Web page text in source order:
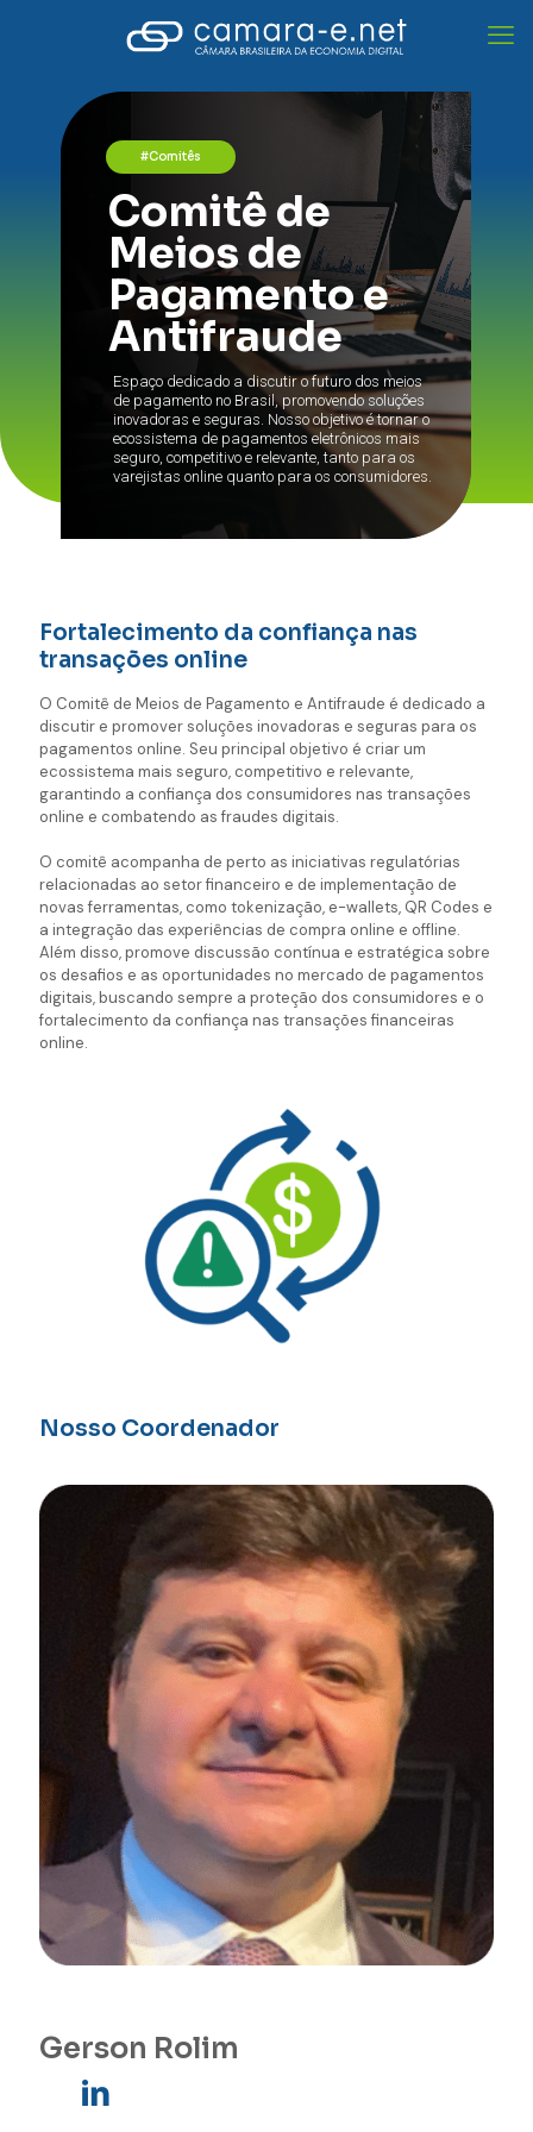
Comitê de
Meios de
Pagamento e
Antifraude
Espaço dedicado a discutir o futuro dos meios
de pagamento no Brasil, promovendo soluções
inovadoras e seguras. Nosso objetivo é tornar o
ecossistema de pagamentos eletrônicos mais
seguro, competitivo e relevante, tanto para os
varejistas online quanto para os consumidores.
#Comitês
Fortalecimento da confiança nas
transações online
O Comitê de Meios de Pagamento e Antifraude é dedicado a
discutir e promover soluções inovadoras e seguras para os
pagamentos online. Seu principal objetivo é criar um
ecossistema mais seguro, competitivo e relevante,
garantindo a confiança dos consumidores nas transações
online e combatendo as fraudes digitais.
O comitê acompanha de perto as iniciativas regulatórias
relacionadas ao setor financeiro e de implementação de
novas ferramentas, como tokenização, e-wallets, QR Codes e
a integração das experiências de compra online e offline.
Além disso, promove discussão contínua e estratégica sobre
os desafios e as oportunidades no mercado de pagamentos
digitais, buscando sempre a proteção dos consumidores e o
fortalecimento da confiança nas transações financeiras
online.
Nosso Coordenador
Gerson Rolim